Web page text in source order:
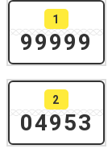
1
99999
2
04953